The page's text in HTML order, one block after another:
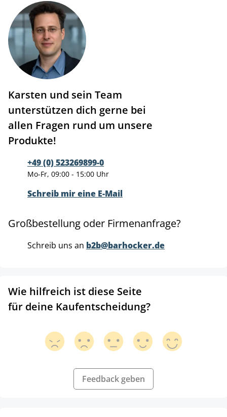
Karsten und sein Team
unterstützen dich gerne bei
allen Fragen rund um unsere
Produkte!
+49 (0) 523269899-0
Mo-Fr, 09:00 - 15:00 Uhr
Schreib mir eine E-Mail
Großbestellung oder Firmenanfrage?
Schreib uns an b2b@barhocker.de
Wie hilfreich ist diese Seite
für deine Kaufentscheidung?
Feedback geben